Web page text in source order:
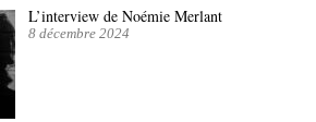
L’interview de Noémie Merlant
8 décembre 2024